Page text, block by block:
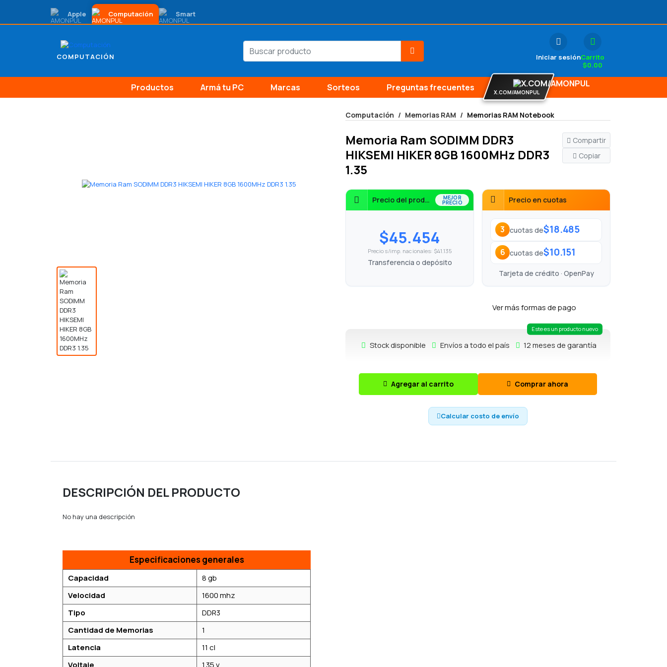
Apple Computación Smart
COMPUTACIÓN Iniciar sesiónCarrito
$0.00
Productos Armá tu PC Marcas Sorteos Preguntas frecuentes X.COM/AMONPUL
Computación Memorias RAM Memorias RAM Notebook
Memoria Ram SODIMM DDR3
HIKSEMI HIKER 8GB 1600MHz DDR3
1.35
Compartir
Copiar
Precio del producto MEJOR
PRECIO
$45.454
Precio s/imp. nacionales: $41.135
Transferencia o depósito
Precio en cuotas
3 cuotas de$18.485
6 cuotas de$10.151
Tarjeta de crédito · OpenPay
Ver más formas de pago
Este es un producto nuevo
Stock disponible Envíos a todo el país 12 meses de garantía
Agregar al carrito Comprar ahora
Calcular costo de envío
DESCRIPCIÓN DEL PRODUCTO
No hay una descripción
Especificaciones generales
Capacidad
8 gb
Velocidad
1600 mhz
Tipo
DDR3
Cantidad de Memorias
1
Latencia
11 cl
Voltaje
1.35 v